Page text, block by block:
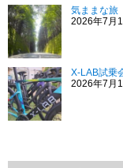
気ままな旅
2026年7月
X-LAB試乗
2026年7月